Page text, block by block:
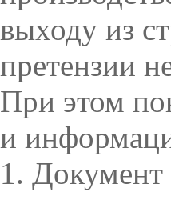
выходу из
претензии
При этом
и
1.